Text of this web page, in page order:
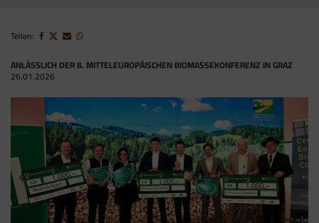
Teilen:
ANLÄSSLICH DER 8. MITTELEUROPÄISCHEN BIOMASSEKONFERENZ IN GRAZ
26.01.2026